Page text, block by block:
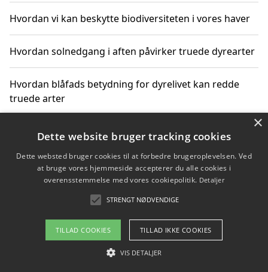
Hvordan vi kan beskytte biodiversiteten i vores haver
Hvordan solnedgang i aften påvirker truede dyrearter
Hvordan blåfads betydning for dyrelivet kan redde
truede arter
Hvordan kan gaver til unge voksne støtte bevarelsen
Copyright 2026 - Pilanto Aps
Om / kontakt
Blog Betingelser
×
Dette website bruger tracking cookies
Dette websted bruger cookies til at forbedre brugeroplevelsen. Ved
at bruge vores hjemmeside accepterer du alle cookies i
overensstemmelse med vores cookiepolitik. Detaljer
STRENGT NØDVENDIGE
TILLAD COOKIES TILLAD IKKE COOKIES
VIS DETALJER